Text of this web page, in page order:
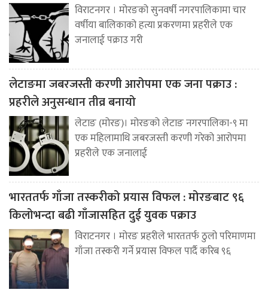
विराटनगर । मोरङको सुनवर्षी नगरपालिकामा चार
वर्षीया बालिकाको हत्या प्रकरणमा प्रहरीले एक
जनालाई पक्राउ गरी
लेटाङमा जबरजस्ती करणी आरोपमा एक जना पक्राउ :
प्रहरीले अनुसन्धान तीव्र बनायो
लेटाङ (मोरङ)। मोरङको लेटाङ नगरपालिका-९ मा
एक महिलामाथि जबरजस्ती करणी गरेको आरोपमा
प्रहरीले एक जनालाई
भारततर्फ गाँजा तस्करीको प्रयास विफल : मोरङबाट ९६
किलोभन्दा बढी गाँजासहित दुई युवक पक्राउ
विराटनगर । मोरङ प्रहरीले भारततर्फ ठुलो परिमाणमा
गाँजा तस्करी गर्ने प्रयास विफल पार्दै करिब ९६